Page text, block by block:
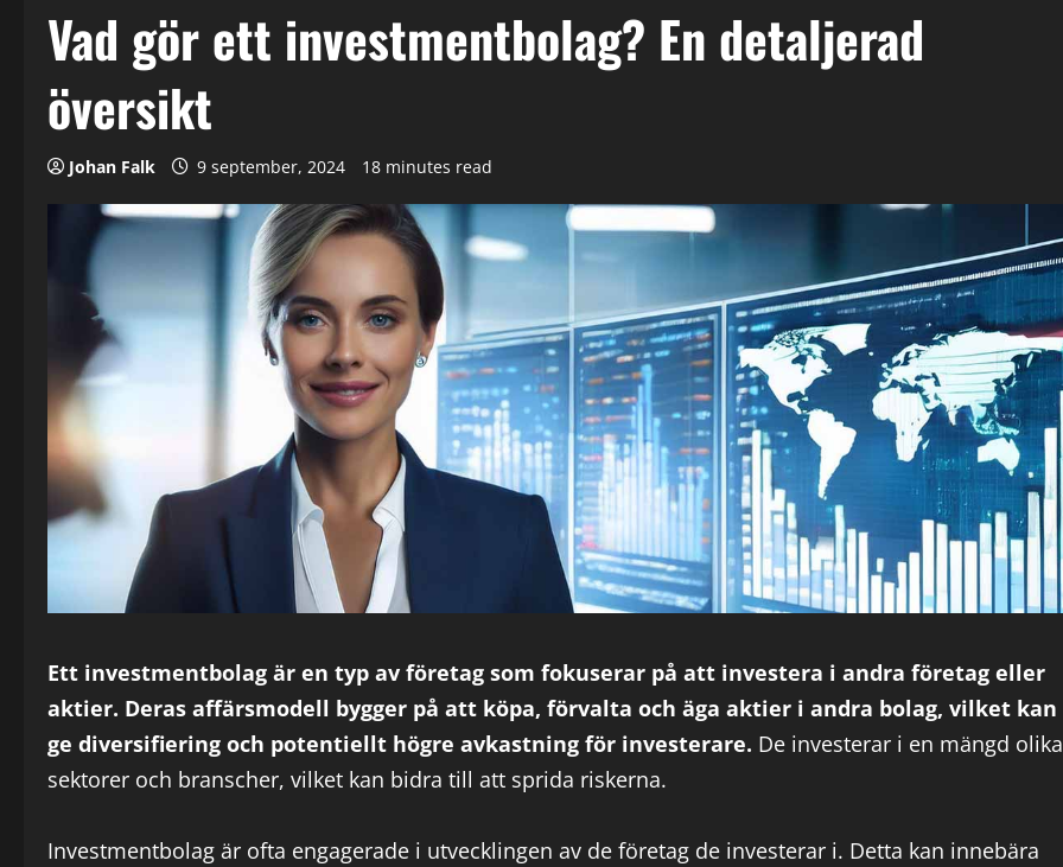
Vad gör ett investmentbolag? En detaljerad
översikt
Johan Falk 9 september, 2024 18 minutes read
Ett investmentbolag är en typ av företag som fokuserar på att investera i andra företag eller
aktier. Deras affärsmodell bygger på att köpa, förvalta och äga aktier i andra bolag, vilket kan
ge diversifiering och potentiellt högre avkastning för investerare. De investerar i en mängd olika
sektorer och branscher, vilket kan bidra till att sprida riskerna.
Investmentbolag är ofta engagerade i utvecklingen av de företag de investerar i. Detta kan innebära